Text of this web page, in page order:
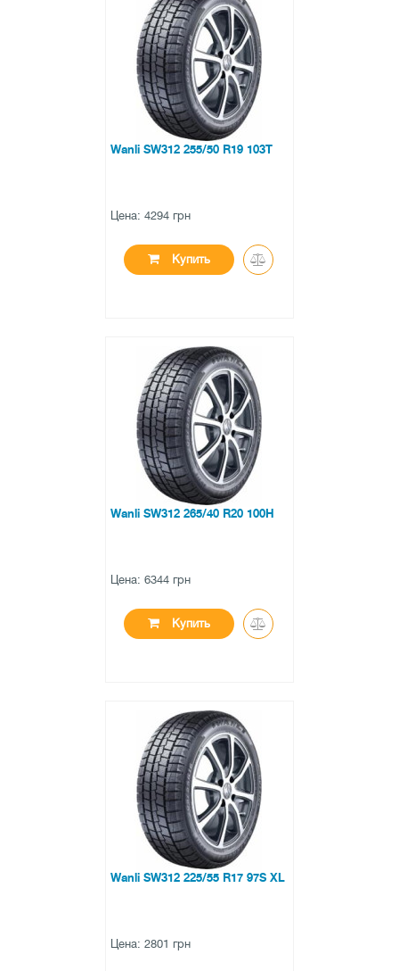
0 отзывов
Wanli SW312 255/50 R19 103T
Цена: 4294 грн
Купить
в наличии
0 отзывов
Wanli SW312 265/40 R20 100H
Цена: 6344 грн
Купить
в наличии
0 отзывов
Wanli SW312 225/55 R17 97S XL
Цена: 2801 грн